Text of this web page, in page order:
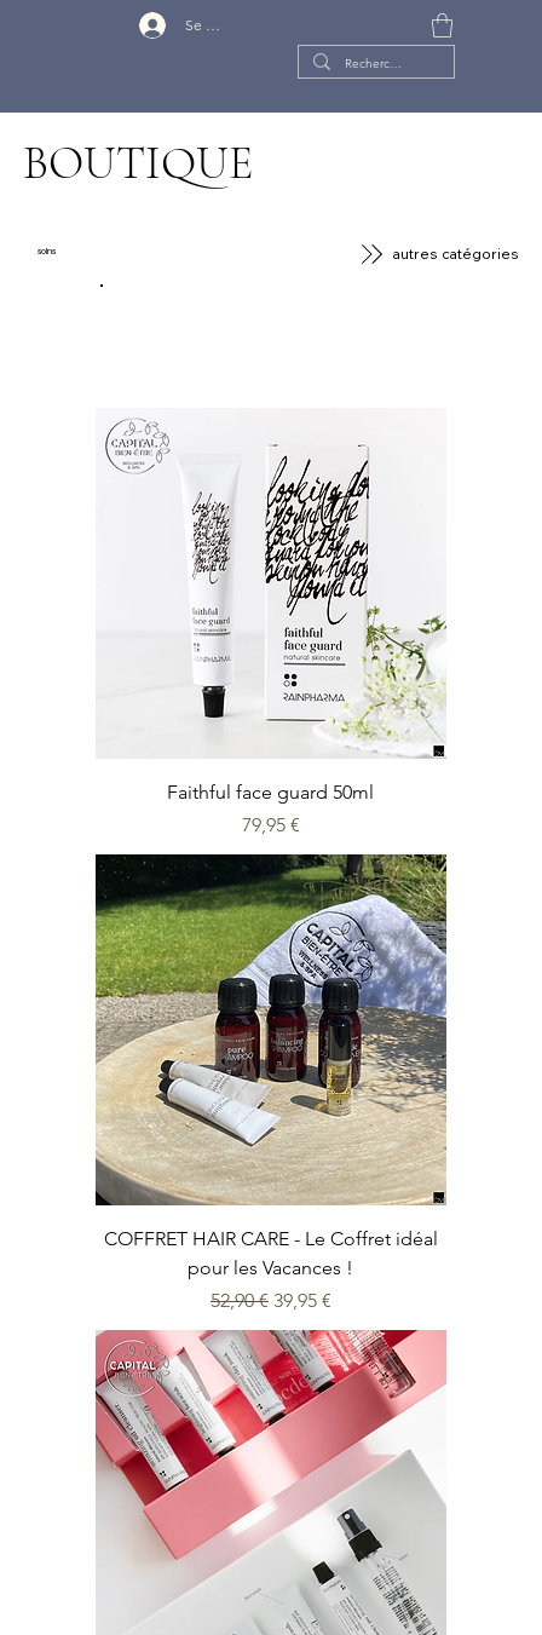
Se connecter
BOUTIQUE
Faithful face guard 50ml
Prix
79,95 €
COFFRET HAIR CARE - Le Coffret idéal
pour les Vacances !
Prix original
52,90 € Prix promotionnel
39,95 €
soins autres catégories